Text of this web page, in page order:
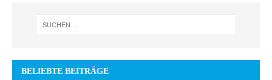
BELIEBTE BEITRÄGE